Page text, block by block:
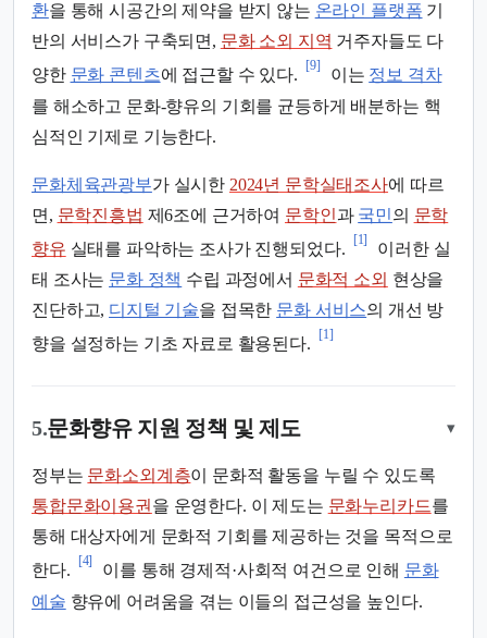
환을 통해 시공간의 제약을 받지 않는 온라인 플랫폼 기
반의 서비스가 구축되면, 문화 소외 지역 거주자들도 다
양한 문화 콘텐츠에 접근할 수 있다.
[9]
이는 정보 격차
를 해소하고 문화-향유의 기회를 균등하게 배분하는 핵
심적인 기제로 기능한다.
문화체육관광부가 실시한 2024년 문학실태조사에 따르
면, 문학진흥법 제6조에 근거하여 문학인과 국민의 문학
향유 실태를 파악하는 조사가 진행되었다.
[1]
이러한 실
태 조사는 문화 정책 수립 과정에서 문화적 소외 현상을
진단하고, 디지털 기술을 접목한 문화 서비스의 개선 방
향을 설정하는 기초 자료로 활용된다.
[1]
5.문화향유 지원 정책 및 제도 ▾
정부는 문화소외계층이 문화적 활동을 누릴 수 있도록
통합문화이용권 을 운영한다. 이 제도는 문화누리카드를
통해 대상자에게 문화적 기회를 제공하는 것을 목적으로
한다.
[4]
이를 통해 경제적·사회적 여건으로 인해 문화
예술 향유에 어려움을 겪는 이들의 접근성을 높인다.